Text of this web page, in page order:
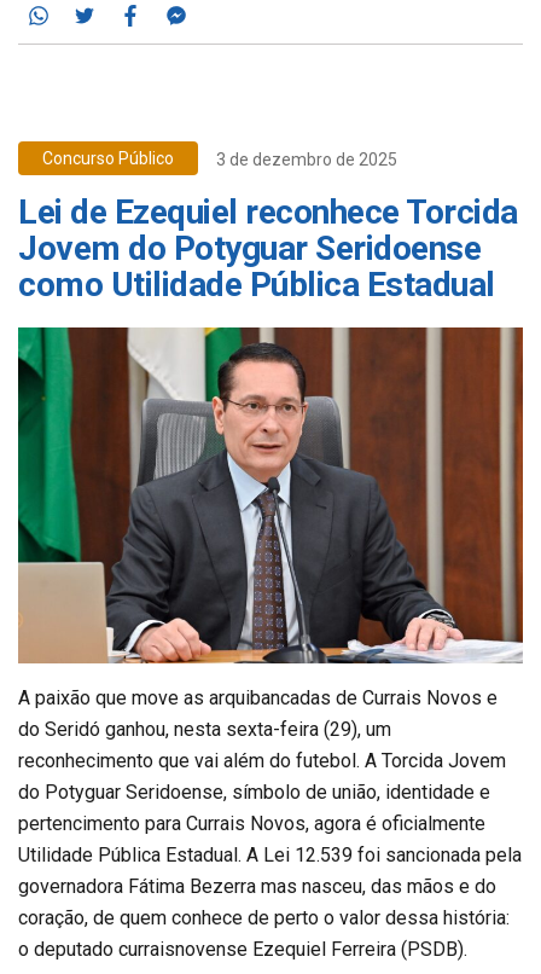
Whatsapp
TwitterFacebook
Concurso Público 3 de dezembro de 2025
Lei de Ezequiel reconhece Torcida
Jovem do Potyguar Seridoense
como Utilidade Pública Estadual
A paixão que move as arquibancadas de Currais Novos e
do Seridó ganhou, nesta sexta-feira (29), um
reconhecimento que vai além do futebol. A Torcida Jovem
do Potyguar Seridoense, símbolo de união, identidade e
pertencimento para Currais Novos, agora é oficialmente
Utilidade Pública Estadual. A Lei 12.539 foi sancionada pela
governadora Fátima Bezerra mas nasceu, das mãos e do
coração, de quem conhece de perto o valor dessa história:
o deputado curraisnovense Ezequiel Ferreira (PSDB).